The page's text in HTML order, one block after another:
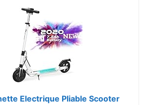
Electrique Pliable Scooter